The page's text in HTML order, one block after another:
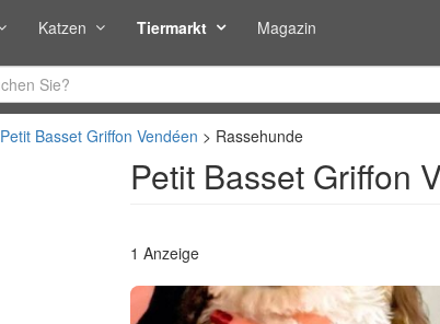
Katzen Tiermarkt Magazin
Petit Basset Griffon Vendéen Rassehunde
Petit Basset Griffon
1 Anzeige